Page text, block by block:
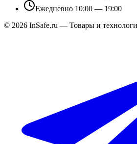
Ежедневно 10:00 — 19:00
© 2026 InSafe.ru — Товары и